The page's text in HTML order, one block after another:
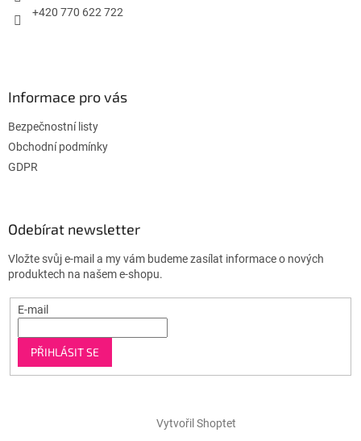
+420 770 622 722
Informace pro vás
Bezpečnostní listy
Obchodní podmínky
GDPR
Odebírat newsletter
Vložte svůj e-mail a my vám budeme zasílat informace o nových
produktech na našem e-shopu.
E-mail
PŘIHLÁSIT SE
Vytvořil Shoptet